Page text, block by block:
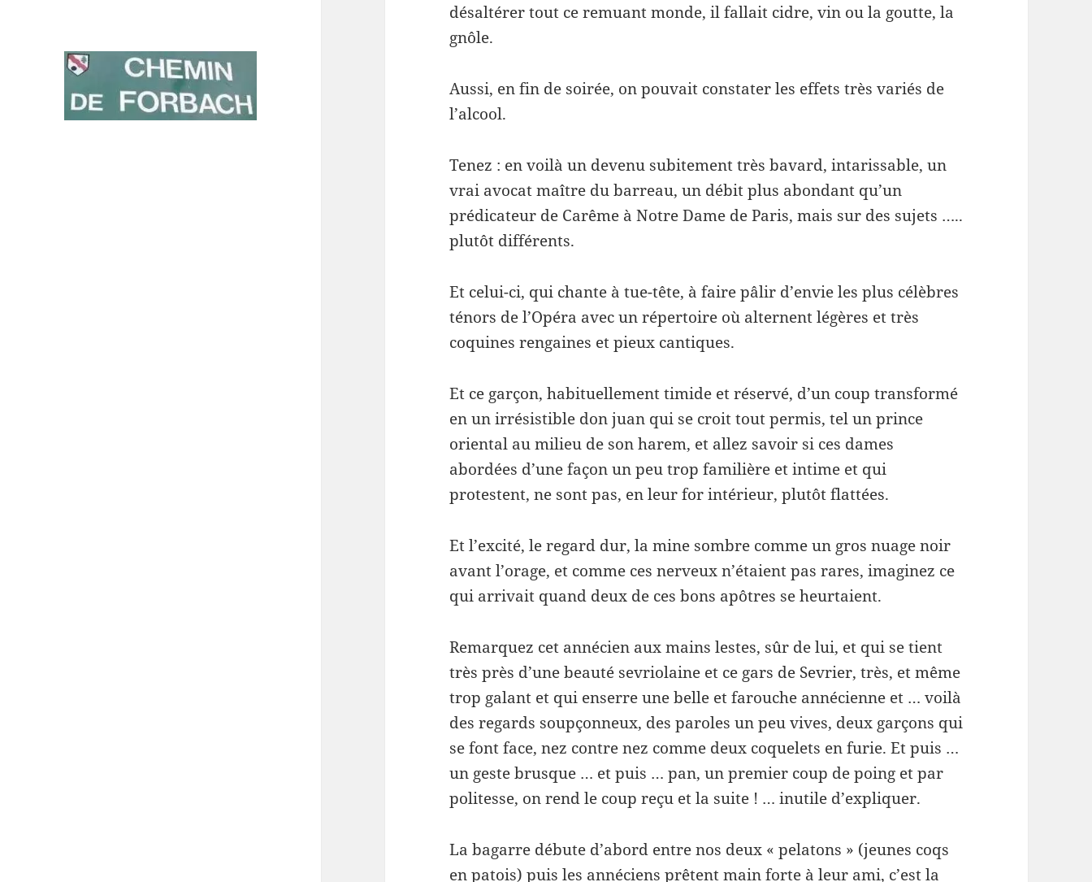
désaltérer tout ce remuant monde, il fallait cidre, vin ou la goutte, la
gnôle.
Aussi, en fin de soirée, on pouvait constater les effets très variés de
l’alcool.
Tenez : en voilà un devenu subitement très bavard, intarissable, un
vrai avocat maître du barreau, un débit plus abondant qu’un
prédicateur de Carême à Notre Dame de Paris, mais sur des sujets …..
plutôt différents.
Et celui-ci, qui chante à tue-tête, à faire pâlir d’envie les plus célèbres
ténors de l’Opéra avec un répertoire où alternent légères et très
coquines rengaines et pieux cantiques.
Et ce garçon, habituellement timide et réservé, d’un coup transformé
en un irrésistible don juan qui se croit tout permis, tel un prince
oriental au milieu de son harem, et allez savoir si ces dames
abordées d’une façon un peu trop familière et intime et qui
protestent, ne sont pas, en leur for intérieur, plutôt flattées.
Et l’excité, le regard dur, la mine sombre comme un gros nuage noir
avant l’orage, et comme ces nerveux n’étaient pas rares, imaginez ce
qui arrivait quand deux de ces bons apôtres se heurtaient.
Remarquez cet annécien aux mains lestes, sûr de lui, et qui se tient
très près d’une beauté sevriolaine et ce gars de Sevrier, très, et même
trop galant et qui enserre une belle et farouche annécienne et … voilà
des regards soupçonneux, des paroles un peu vives, deux garçons qui
se font face, nez contre nez comme deux coquelets en furie. Et puis …
un geste brusque … et puis … pan, un premier coup de poing et par
politesse, on rend le coup reçu et la suite ! … inutile d’expliquer.
La bagarre débute d’abord entre nos deux « pelatons » (jeunes coqs
en patois) puis les annéciens prêtent main forte à leur ami, c’est la